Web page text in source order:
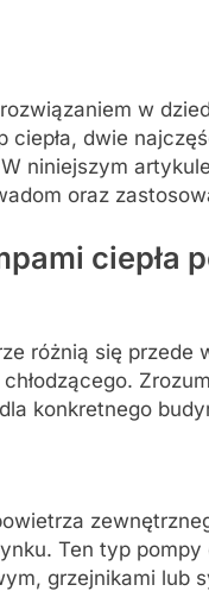
w
ciepła, dwie
niniejszym
oraz
ciepła
różnią się przede
konkretnego
Ten typ pompy
grzejnikami lub